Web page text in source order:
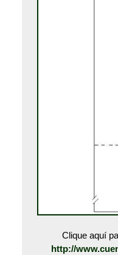
Clique aquí
http://